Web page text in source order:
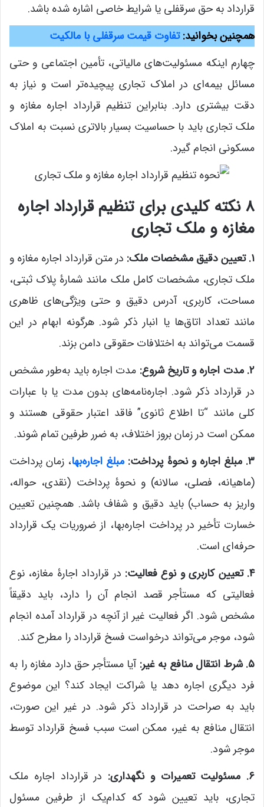
قرارداد به حق سرقفلی یا شرایط خاصی اشاره شده باشد.
همچنین بخوانید:تفاوت قیمت سرقفلی با مالکیت
چهارم اینکه مسئولیت‌های مالیاتی، تأمین اجتماعی و حتی
مسائل بیمه‌ای در املاک تجاری پیچیده‌تر است و نیاز به
دقت بیشتری دارد. بنابراین تنظیم قرارداد اجاره مغازه و
ملک تجاری باید با حساسیت بسیار بالاتری نسبت به املاک
مسکونی انجام گیرد.
۸ نکته کلیدی برای تنظیم قرارداد اجاره
مغازه و ملک تجاری
۱. تعیین دقیق مشخصات ملک:
در متن قرارداد اجاره مغازه و
ملک تجاری، مشخصات کامل ملک مانند شمارۀ پلاک ثبتی،
مساحت، کاربری، آدرس دقیق و حتی ویژگی‌های ظاهری
مانند تعداد اتاق‌ها یا انبار ذکر شود. هرگونه ابهام در این
قسمت می‌تواند به اختلافات حقوقی دامن بزند.
۲. مدت اجاره و تاریخ شروع:
مدت اجاره باید به‌طور مشخص
در قرارداد ذکر شود. اجاره‌نامه‌های بدون مدت یا با عبارات
کلی مانند “تا اطلاع ثانوی” فاقد اعتبار حقوقی هستند و
ممکن است در زمان بروز اختلاف، به ضرر طرفین تمام شوند.
۳. مبلغ اجاره و نحوۀ پرداخت:
مبلغ اجاره‌بها، زمان پرداخت
(ماهیانه، فصلی، سالانه) و نحوۀ پرداخت (نقدی، حواله،
واریز به حساب) باید دقیق و شفاف باشد. همچنین تعیین
خسارت تأخیر در پرداخت اجاره‌بها، از ضروریات یک قرارداد
حرفه‌ای است.
۴. تعیین کاربری و نوع فعالیت:
در قرارداد اجارۀ مغازه، نوع
فعالیتی که مستأجر قصد انجام آن را دارد، باید دقیقاً
مشخص شود. اگر فعالیت غیر از آنچه در قرارداد آمده انجام
شود، موجر می‌تواند درخواست فسخ قرارداد را مطرح کند.
۵. شرط انتقال منافع به غیر:
آیا مستأجر حق دارد مغازه را به
فرد دیگری اجاره دهد یا شراکت ایجاد کند؟ این موضوع
باید به صراحت در قرارداد ذکر شود. در غیر این صورت،
انتقال منافع به غیر، ممکن است سبب فسخ قرارداد توسط
موجر شود.
۶. مسئولیت تعمیرات و نگهداری:
در قرارداد اجاره ملک
تجاری، باید تعیین شود که کدام‌یک از طرفین مسئول